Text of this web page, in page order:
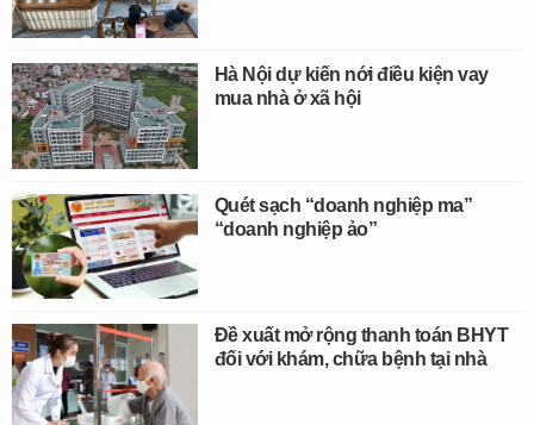
Hà Nội dự kiến nới điều kiện vay
mua nhà ở xã hội
Quét sạch “doanh nghiệp ma”
“doanh nghiệp ảo”
Đề xuất mở rộng thanh toán BHYT
đối với khám, chữa bệnh tại nhà